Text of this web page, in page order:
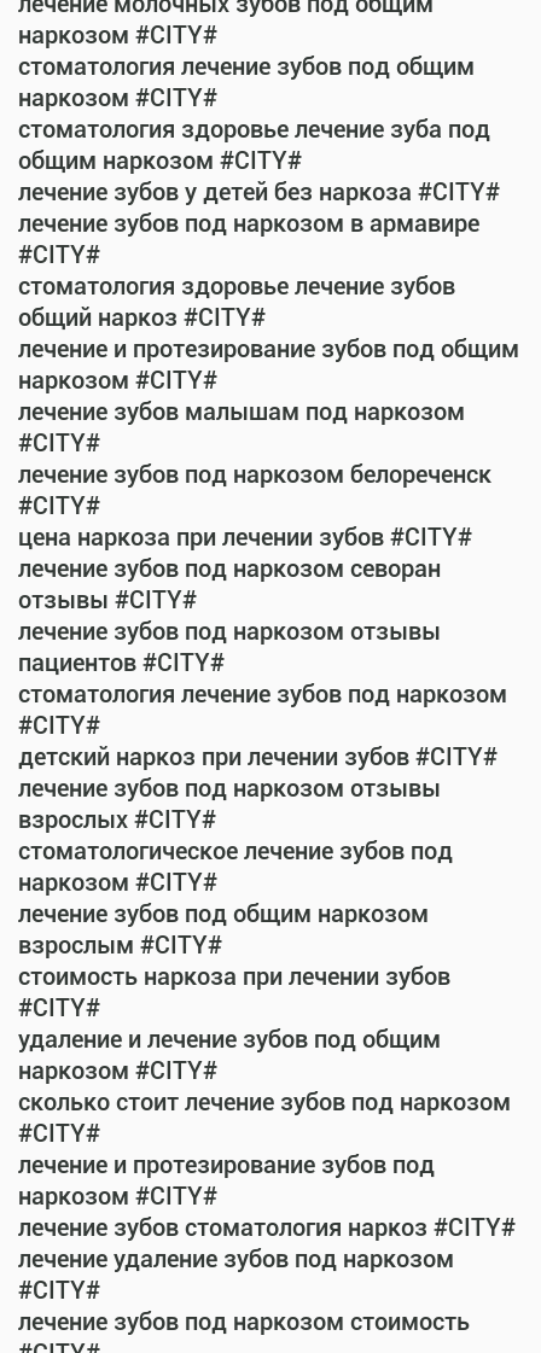
наркозом #CITY#
стоматология лечение зубов под общим
наркозом #CITY#
стоматология здоровье лечение зуба под
общим наркозом #CITY#
лечение зубов у детей без наркоза #CITY#
лечение зубов под наркозом в армавире
#CITY#
стоматология здоровье лечение зубов
общий наркоз #CITY#
лечение и протезирование зубов под общим
наркозом #CITY#
лечение зубов малышам под наркозом
#CITY#
лечение зубов под наркозом белореченск
#CITY#
цена наркоза при лечении зубов #CITY#
лечение зубов под наркозом севоран
отзывы #CITY#
лечение зубов под наркозом отзывы
пациентов #CITY#
стоматология лечение зубов под наркозом
#CITY#
детский наркоз при лечении зубов #CITY#
лечение зубов под наркозом отзывы
взрослых #CITY#
стоматологическое лечение зубов под
наркозом #CITY#
лечение зубов под общим наркозом
взрослым #CITY#
стоимость наркоза при лечении зубов
#CITY#
удаление и лечение зубов под общим
наркозом #CITY#
сколько стоит лечение зубов под наркозом
#CITY#
лечение и протезирование зубов под
наркозом #CITY#
лечение зубов стоматология наркоз #CITY#
лечение удаление зубов под наркозом
#CITY#
лечение зубов под наркозом стоимость